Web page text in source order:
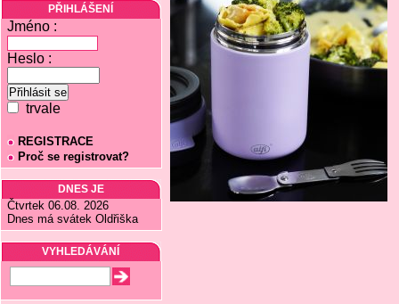
PŘIHLÁŠENÍ
Jméno :
Heslo :
trvale
REGISTRACE
Proč se registrovat?
DNES JE
Čtvrtek 06.08. 2026
Dnes má svátek Oldřiška
VYHLEDÁVÁNÍ